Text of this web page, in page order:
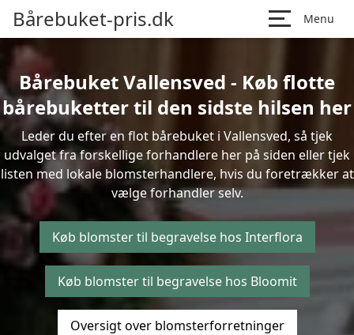
Bårebuket-pris.dk Menu
Bårebuket Vallensved - Køb flotte
bårebuketter til den sidste hilsen her
Leder du efter en flot bårebuket i Vallensved, så tjek
udvalget fra forskellige forhandlere her på siden eller tjek
listen med lokale blomsterhandlere, hvis du foretrækker at
vælge forhandler selv.
Køb blomster til begravelse hos Interflora
Køb blomster til begravelse hos Bloomit
Oversigt over blomsterforretninger